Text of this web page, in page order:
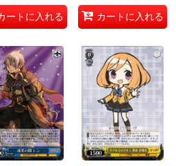
ートに入れる カートに入れる